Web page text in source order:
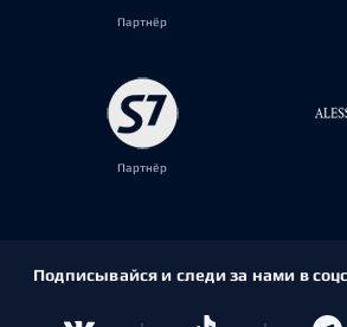
Партнёр
Партнёр
Подписывайся и следи за нами в